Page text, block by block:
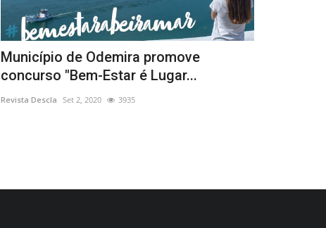
Município de Odemira promove
concurso "Bem-Estar é Lugar...
Revista Descla Set 2, 2020 3935